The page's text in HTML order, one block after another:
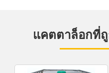
แคตตาล็อกที่